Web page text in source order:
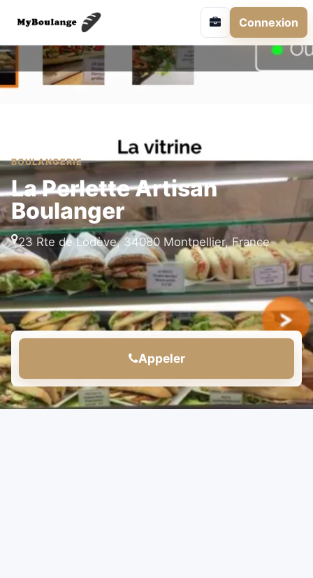
Connexion
BOULANGERIE
La Perlette Artisan
Boulanger
23 Rte de Lodève, 34080 Montpellier, France
Appeler